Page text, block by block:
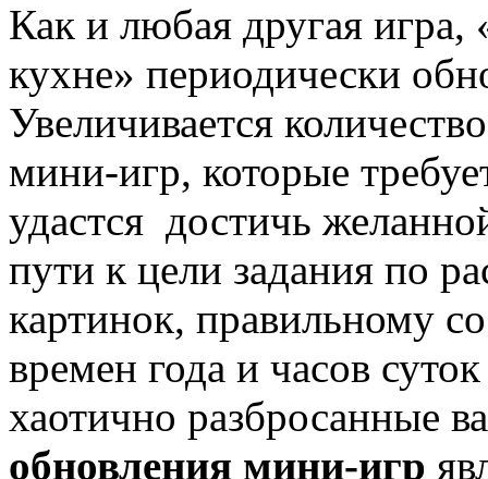
Как и любая другая
кухне» периодически
Увеличивается
мини-игр, которые
удастся достичь
пути к цели задания по
картинок, правильному
времен года и часов
хаотично разбросанные
обновления мини-игр